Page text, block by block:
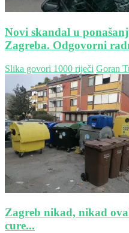
Novi skandal u
Zagreba. Odgovorni
Slika govori 1000 riječi Goran
Zagreb nikad, nikad
cure...